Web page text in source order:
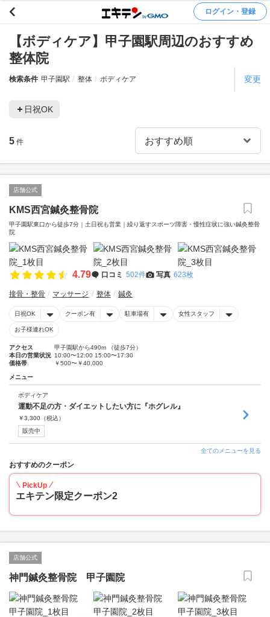
ログイン・登録
【ボディケア】甲子園駅周辺のおすすめ
整体院
検索条件 甲子園駅 整体 ボディケア 変更
日祝OK
5 件
店舗公式
KMS西宮鍼灸整骨院
甲子園駅東口から徒歩7分｜土日祝も営業｜繰り返すスポーツ障害・慢性症状に強い鍼灸整骨
院
4.79 口コミ 502件 写真 623枚
接骨・整骨 マッサージ 整体 鍼灸
日祝OK クーポン有 駐車場有 女性スタッフ
お子様連れOK
アクセス
甲子園駅から490m （徒歩7分）
本日の営業状況 10:00〜12:00 15:00〜17:30
価格帯
￥500〜￥40,000
メニュー
ボディケア
運動不足の方・ダイエットしたい方に『ホグレル』
￥3,300 （税込）
販売中
全てのメニューを見る
おすすめのクーポン
PickUp
エキテン限定クーポン2
店舗公式
神門鍼灸整骨院 甲子園院